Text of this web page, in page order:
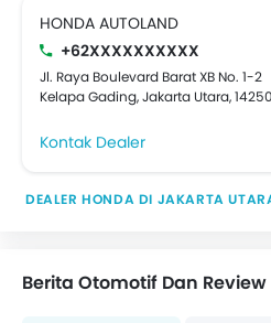
HONDA AUTOLAND
+62XXXXXXXXXX
Jl. Raya Boulevard Barat XB No. 1-2
Kelapa Gading, Jakarta Utara, 14250
Kontak Dealer
DEALER HONDA DI JAKARTA
Berita Otomotif Dan Review